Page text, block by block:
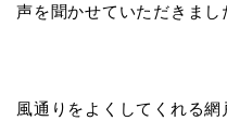
声を聞かせていただきまし
風通りをよくしてくれる網